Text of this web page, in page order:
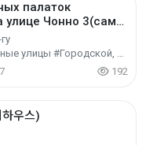
палаток
улице Чонно 3(сам)-
거리)
#Переулки и культурные улицы #Городской, региональный культурный туризм #Культурный туризм
192
우스)